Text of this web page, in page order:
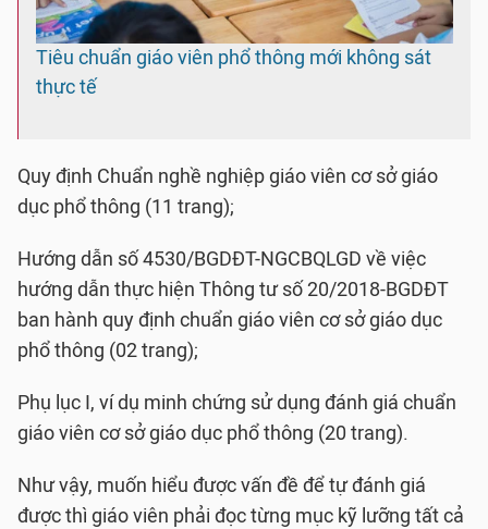
Tiêu chuẩn giáo viên phổ thông mới không sát
thực tế
Quy định Chuẩn nghề nghiệp giáo viên cơ sở giáo
dục phổ thông (11 trang);
Hướng dẫn số 4530/BGDĐT-NGCBQLGD về việc
hướng dẫn thực hiện Thông tư số 20/2018-BGDĐT
ban hành quy định chuẩn giáo viên cơ sở giáo dục
phổ thông (02 trang);
Phụ lục I, ví dụ minh chứng sử dụng đánh giá chuẩn
giáo viên cơ sở giáo dục phổ thông (20 trang).
Như vậy, muốn hiểu được vấn đề để tự đánh giá
được thì giáo viên phải đọc từng mục kỹ lưỡng tất cả